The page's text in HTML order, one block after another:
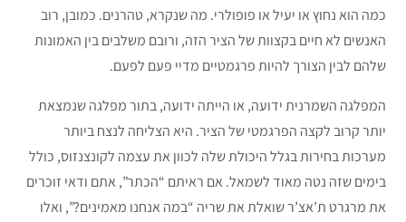
כמה הוא נחוץ או יעיל או פופולרי. מה שנקרא, טהרנים. כמובן, רוב
האנשים לא חיים בקצוות של הציר הזה, ורובם משלבים בין האמונות
שלהם לבין הצורך להיות פרגמטיים מדיי פעם לפעם.
המפלגה השמרנית ידועה, או הייתה ידועה, בתור מפלגה שנמצאת
יותר קרוב לקצה הפרגמטי של הציר. היא הצליחה לנצח ביותר
מערכות בחירות בגלל היכולת שלה לכוון את עצמה לקונצנזוס, כולל
בימים שזה נטה מאוד לשמאל. אם ראיתם “הכתר”, אתם ודאי זוכרים
את מרגרט ת’אצ’ר שואלת את שריה “במה אנחנו מאמינים?”, ואלו